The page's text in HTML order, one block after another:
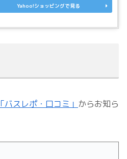
Yahoo!ショッピングで見る
「バスレポ・口コミ」 からお知ら